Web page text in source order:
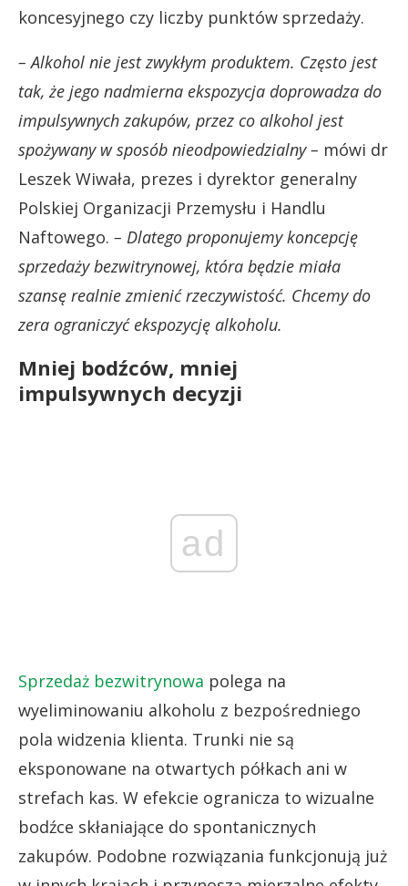
koncesyjnego czy liczby punktów sprzedaży.
– Alkohol nie jest zwykłym produktem. Często jest
tak, że jego nadmierna ekspozycja doprowadza do
impulsywnych zakupów, przez co alkohol jest
spożywany w sposób nieodpowiedzialny – mówi dr
Leszek Wiwała, prezes i dyrektor generalny
Polskiej Organizacji Przemysłu i Handlu
Naftowego. – Dlatego proponujemy koncepcję
sprzedaży bezwitrynowej, która będzie miała
szansę realnie zmienić rzeczywistość. Chcemy do
zera ograniczyć ekspozycję alkoholu.
Mniej bodźców, mniej
impulsywnych decyzji
ad
Sprzedaż bezwitrynowa polega na
wyeliminowaniu alkoholu z bezpośredniego
pola widzenia klienta. Trunki nie są
eksponowane na otwartych półkach ani w
strefach kas. W efekcie ogranicza to wizualne
bodźce skłaniające do spontanicznych
zakupów. Podobne rozwiązania funkcjonują już